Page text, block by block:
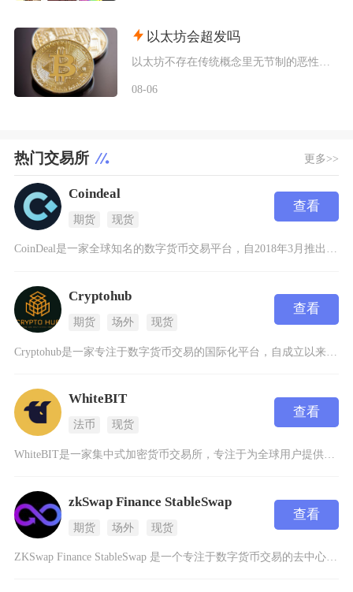
以太坊会超发吗
08-06
热门交易所 更多>>
Coindeal
期货 现货
查看
CoinDeal是一家全球知名的数字货币交易平台，自2018年3月推出以来，凭借其丰富的交
Cryptohub
期货 场外 现货
查看
WhiteBIT
法币 现货
查看
WhiteBIT是一家集中式加密货币交易所，专注于为全球用户提供安全、高效的数字资产交易服
zkSwap Finance StableSwap
期货 场外 现货
查看
ZKSwap Finance StableSwap 是一个专注于数字货币交易的去中心化交易